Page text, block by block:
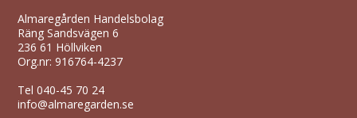
Almaregården Handelsbolag
Räng Sandsvägen 6
236 61 Höllviken
Org.nr: 916764-4237
Tel040-45 70 24
info@almaregarden.se